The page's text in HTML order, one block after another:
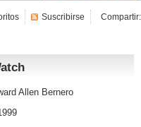
Compartir:
Suscribirse
Allen Bernero